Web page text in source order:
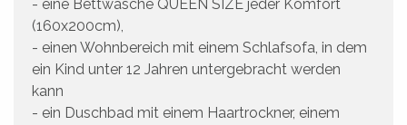
- eine Bettwäsche QUEEN SIZE jeder Komfort
(160x200cm),
- einen Wohnbereich mit einem Schlafsofa, in dem
ein Kind unter 12 Jahren untergebracht werden
kann
- ein Duschbad mit einem Haartrockner, einem